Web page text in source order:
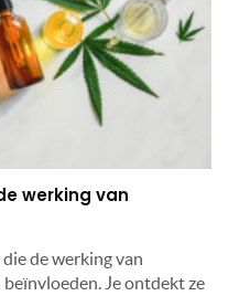
werking van
de werking van
Je ontdekt ze